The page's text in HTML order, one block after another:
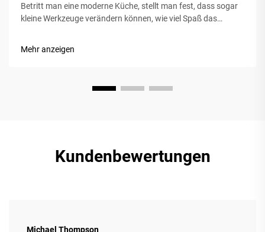
Betritt man eine moderne Küche, stellt man fest, dass sogar
kleine Werkzeuge verändern können, wie viel Spaß das
Schneidbrett-Optionen fällt immer wieder ein massives
Walnussholzbrett auf, da es langlebig, attraktiv und praktisch
Mehr anzeigen
Kundenbewertungen
Michael Thompson